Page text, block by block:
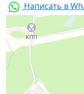
Написать в